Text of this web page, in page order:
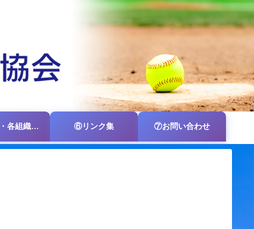
⑤各支部・各組織の掲示板 ⑥リンク集 ⑦お問い合わせ